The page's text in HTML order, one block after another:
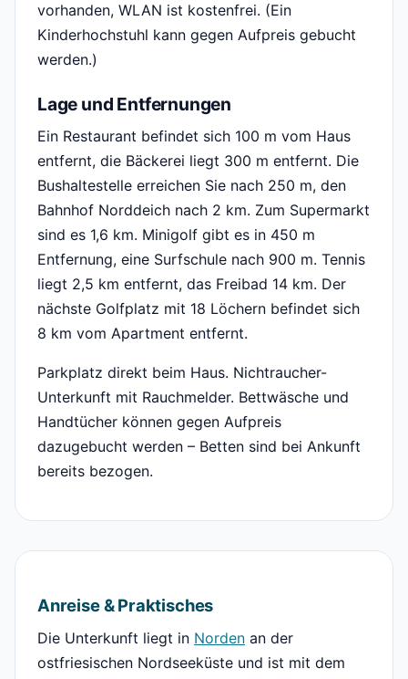
vorhanden, WLAN ist kostenfrei. (Ein
Kinderhochstuhl kann gegen Aufpreis gebucht
werden.)
Lage und Entfernungen
Ein Restaurant befindet sich 100 m vom Haus
entfernt, die Bäckerei liegt 300 m entfernt. Die
Bushaltestelle erreichen Sie nach 250 m, den
Bahnhof Norddeich nach 2 km. Zum Supermarkt
sind es 1,6 km. Minigolf gibt es in 450 m
Entfernung, eine Surfschule nach 900 m. Tennis
liegt 2,5 km entfernt, das Freibad 14 km. Der
nächste Golfplatz mit 18 Löchern befindet sich
8 km vom Apartment entfernt.
Parkplatz direkt beim Haus. Nichtraucher-
Unterkunft mit Rauchmelder. Bettwäsche und
Handtücher können gegen Aufpreis
dazugebucht werden – Betten sind bei Ankunft
bereits bezogen.
Anreise & Praktisches
Die Unterkunft liegt in Norden an der
ostfriesischen Nordseeküste und ist mit dem